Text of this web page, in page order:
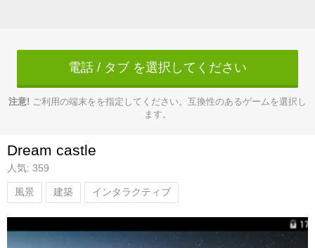
電話 / タブ を選択してください
注意! ご利用の端末をを指定してください。互換性のあるゲームを選択し
ます。
Dream castle
人気: 359
風景 建築 インタラクティブ